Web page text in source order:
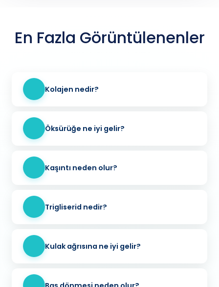
En Fazla Görüntülenenler
Kolajen nedir?
Öksürüğe ne iyi gelir?
Kaşıntı neden olur?
Trigliserid nedir?
Kulak ağrısına ne iyi gelir?